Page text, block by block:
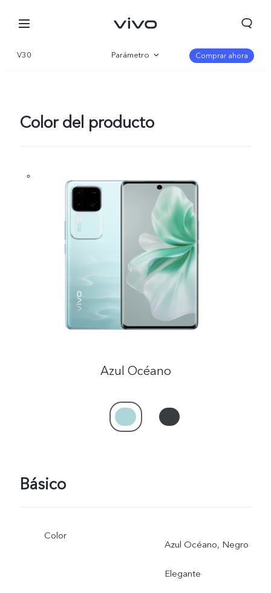
Chile | Seleccione país/región
V30 Parámetro Comprar ahora
Color del producto
Azul Océano
Básico
Color
Azul Océano, Negro
Elegante